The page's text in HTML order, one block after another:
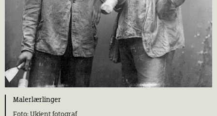
Malerlærlinger
Ukjent fotograf